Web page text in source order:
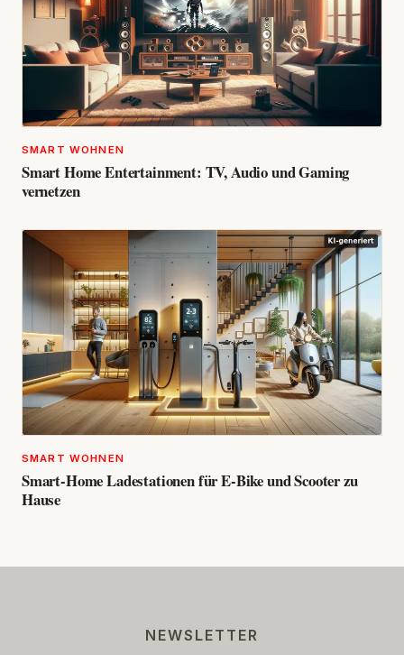
SMART WOHNEN
Smart Home Entertainment: TV, Audio und Gaming
vernetzen
SMART WOHNEN
Smart-Home Ladestationen für E-Bike und Scooter zu
Hause
NEWSLETTER